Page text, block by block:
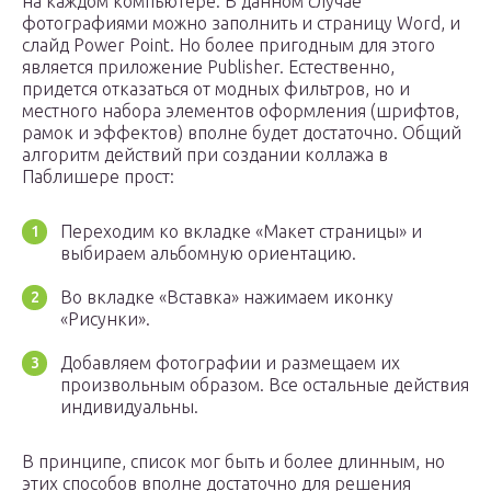
фотографиями можно заполнить и страницу Word, и
слайд Power Point. Но более пригодным для этого
является приложение Publisher. Естественно,
придется отказаться от модных фильтров, но и
местного набора элементов оформления (шрифтов,
рамок и эффектов) вполне будет достаточно. Общий
алгоритм действий при создании коллажа в
Паблишере прост:
Переходим ко вкладке «Макет страницы» и
выбираем альбомную ориентацию.
Во вкладке «Вставка» нажимаем иконку
«Рисунки».
Добавляем фотографии и размещаем их
произвольным образом. Все остальные действия
индивидуальны.
В принципе, список мог быть и более длинным, но
этих способов вполне достаточно для решения